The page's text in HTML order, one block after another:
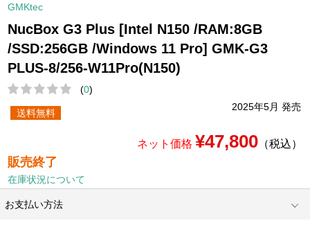
GMKtec
NucBox G3 Plus [Intel N150 /RAM:8GB
/SSD:256GB /Windows 11 Pro] GMK-G3
PLUS-8/256-W11Pro(N150)
(0)
2025年5月 発売
送料無料
ネット価格 ¥47,800（税込）
販売終了
在庫状況について
お支払い方法